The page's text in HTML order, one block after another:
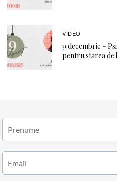
VIDEO
9 decembrie –
pentru starea de